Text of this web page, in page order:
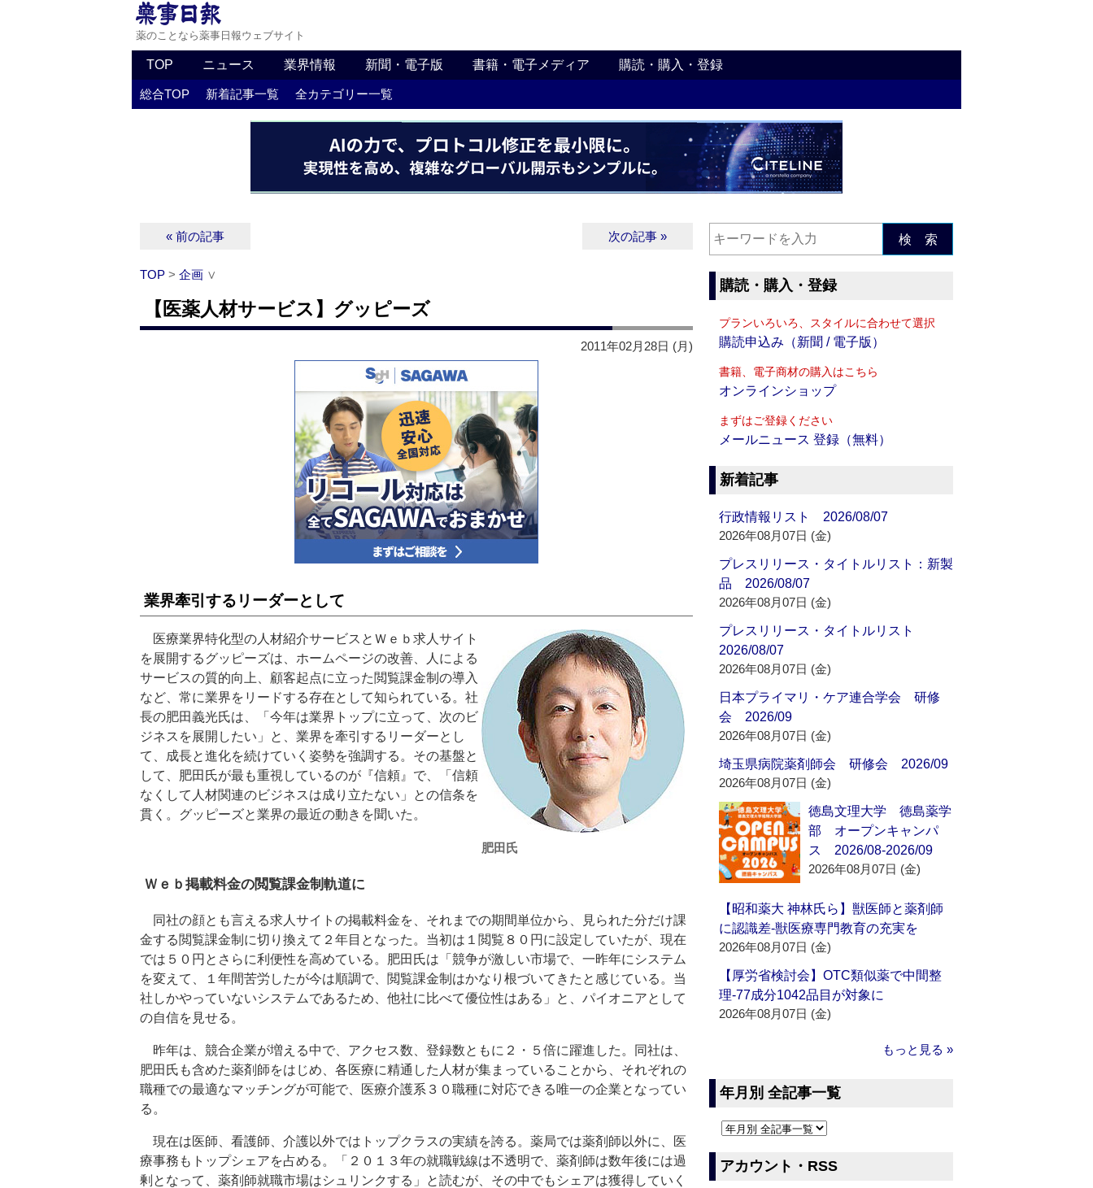
薬のことなら薬事日報ウェブサイト
TOP ニュース 業界情報 新聞・電子版 書籍・電子メディア 購読・購入・登録
総合TOP 新着記事一覧 全カテゴリー一覧
« 前の記事 次の記事 »
TOP > 企画 ∨
【医薬人材サービス】グッピーズ
2011年02月28日 (月)
業界牽引するリーダーとして
肥田氏
医療業界特化型の人材紹介サービスとＷｅｂ求人サイト
を展開するグッピーズは、ホームページの改善、人による
サービスの質的向上、顧客起点に立った閲覧課金制の導入
など、常に業界をリードする存在として知られている。社
長の肥田義光氏は、「今年は業界トップに立って、次のビ
ジネスを展開したい」と、業界を牽引するリーダーとし
て、成長と進化を続けていく姿勢を強調する。その基盤と
して、肥田氏が最も重視しているのが『信頼』で、「信頼
なくして人材関連のビジネスは成り立たない」との信条を
貫く。グッピーズと業界の最近の動きを聞いた。
Ｗｅｂ掲載料金の閲覧課金制軌道に
同社の顔とも言える求人サイトの掲載料金を、それまでの期間単位から、見られた分だけ課
金する閲覧課金制に切り換えて２年目となった。当初は１閲覧８０円に設定していたが、現在
では５０円とさらに利便性を高めている。肥田氏は「競争が激しい市場で、一昨年にシステム
を変えて、１年間苦労したが今は順調で、閲覧課金制はかなり根づいてきたと感じている。当
社しかやっていないシステムであるため、他社に比べて優位性はある」と、パイオニアとして
の自信を見せる。
昨年は、競合企業が増える中で、アクセス数、登録数ともに２・５倍に躍進した。同社は、
肥田氏も含めた薬剤師をはじめ、各医療に精通した人材が集まっていることから、それぞれの
職種での最適なマッチングが可能で、医療介護系３０職種に対応できる唯一の企業となってい
る。
現在は医師、看護師、介護以外ではトップクラスの実績を誇る。薬局では薬剤師以外に、医
療事務もトップシェアを占める。「２０１３年の就職戦線は不透明で、薬剤師は数年後には過
剰となって、薬剤師就職市場はシュリンクする」と読むが、その中でもシェアは獲得していく
検 索
購読・購入・登録
プランいろいろ、スタイルに合わせて選択
購読申込み（新聞 / 電子版）
書籍、電子商材の購入はこちら
オンラインショップ
まずはご登録ください
メールニュース 登録（無料）
新着記事
行政情報リスト 2026/08/07
2026年08月07日 (金)
プレスリリース・タイトルリスト：新製
品 2026/08/07
2026年08月07日 (金)
プレスリリース・タイトルリスト
2026/08/07
2026年08月07日 (金)
日本プライマリ・ケア連合学会 研修
会 2026/09
2026年08月07日 (金)
埼玉県病院薬剤師会 研修会 2026/09
2026年08月07日 (金)
徳島文理大学 徳島薬学
部 オープンキャンパ
ス 2026/08-2026/09
2026年08月07日 (金)
【昭和薬大 神林氏ら】獣医師と薬剤師
に認識差‐獣医療専門教育の充実を
2026年08月07日 (金)
【厚労省検討会】OTC類似薬で中間整
理‐77成分1042品目が対象に
2026年08月07日 (金)
もっと見る »
年月別 全記事一覧
アカウント・RSS